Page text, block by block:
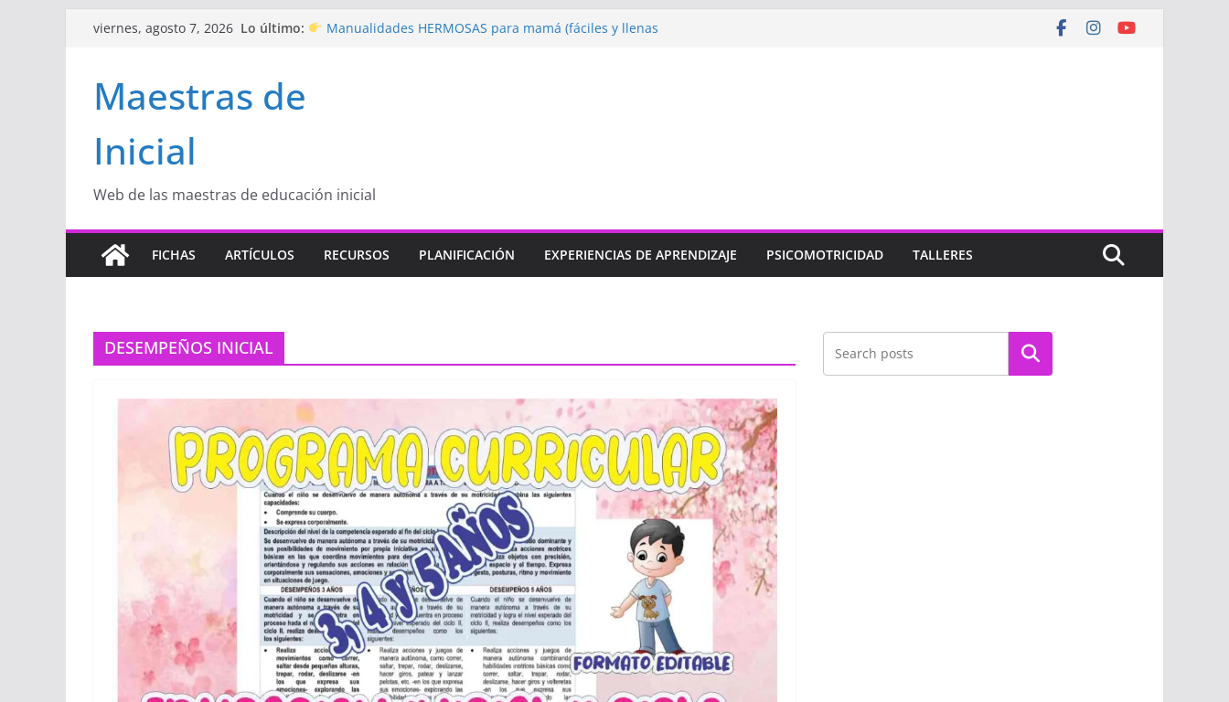
Saltarviernes, agosto 7, 2026 Lo último:
Manualidades HERMOSAS para mamá (fáciles y llenas
Inicial
Maestras de
Inicial
Web de las maestras de educación inicial
FICHAS ARTÍCULOS RECURSOS PLANIFICACIÓN EXPERIENCIAS DE APRENDIZAJE PSICOMOTRICIDAD TALLERES
DESEMPEÑOS INICIAL Buscar